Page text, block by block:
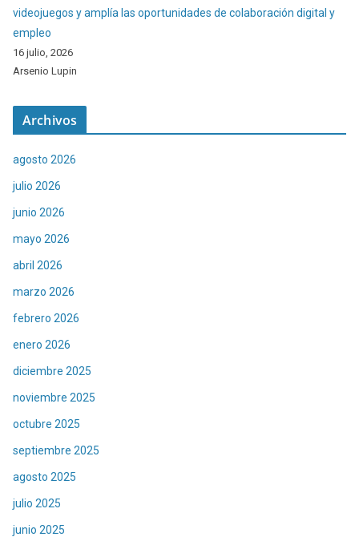
videojuegos y amplía las oportunidades de colaboración digital y
empleo
16 julio, 2026
Arsenio Lupin
Archivos
agosto 2026
julio 2026
junio 2026
mayo 2026
abril 2026
marzo 2026
febrero 2026
enero 2026
diciembre 2025
noviembre 2025
octubre 2025
septiembre 2025
agosto 2025
julio 2025
junio 2025